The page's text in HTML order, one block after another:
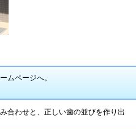
ムページへ。
合わせと、正しい歯の並びを作り出